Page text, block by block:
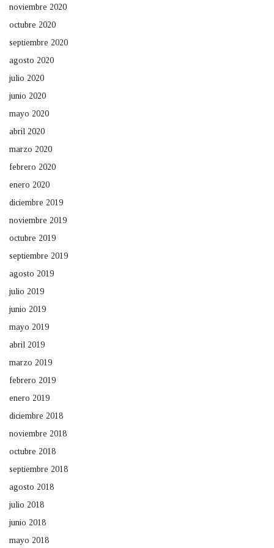
noviembre 2020
octubre 2020
septiembre 2020
agosto 2020
julio 2020
junio 2020
mayo 2020
abril 2020
marzo 2020
febrero 2020
enero 2020
diciembre 2019
noviembre 2019
octubre 2019
septiembre 2019
agosto 2019
julio 2019
junio 2019
mayo 2019
abril 2019
marzo 2019
febrero 2019
enero 2019
diciembre 2018
noviembre 2018
octubre 2018
septiembre 2018
agosto 2018
julio 2018
junio 2018
mayo 2018